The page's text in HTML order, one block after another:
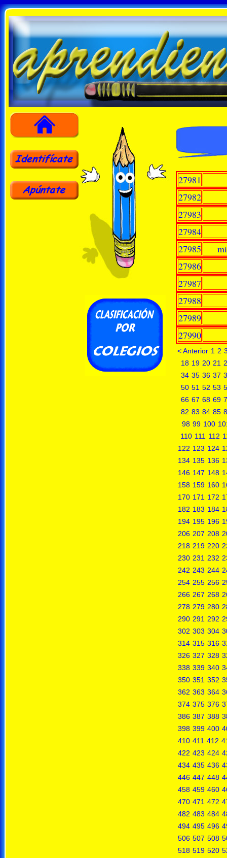
27981
27982
27983
27984
27985
27986
27987
27988
27989
27990
< Anterior 1 2
18 19 20 21
34 35 36 37
50 51 52 53
66 67 68 69
82 83 84 85
98 99 100
110 111 112
122 123 124
134 135 136
146 147 148
158 159 160
170 171 172
182 183 184
194 195 196
206 207 208
218 219 220
230 231 232
242 243 244
254 255 256
266 267 268
278 279 280
290 291 292
302 303 304
314 315 316
326 327 328
338 339 340
350 351 352
362 363 364
374 375 376
386 387 388
398 399 400
410 411 412
422 423 424
434 435 436
446 447 448
458 459 460
470 471 472
482 483 484
494 495 496
506 507 508
518 519 520